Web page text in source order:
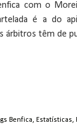
com o
é a do
árbitros têm de
Benfica, Estatísticas,